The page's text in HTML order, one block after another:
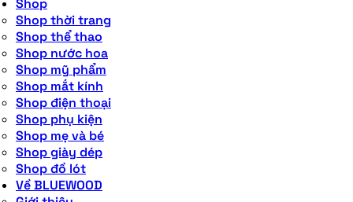
Shop
Shop thời trang
Shop thể thao
Shop nước hoa
Shop mỹ phẩm
Shop mắt kính
Shop điện thoại
Shop phụ kiện
Shop mẹ và bé
Shop giày dép
Shop đồ lót
Về BLUEWOOD